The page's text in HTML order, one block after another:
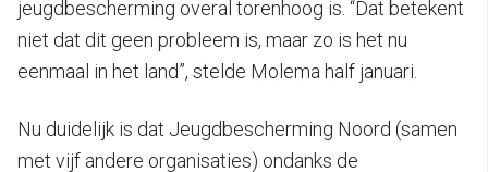
jeugdbescherming overal torenhoog is. “Dat betekent
niet dat dit geen probleem is, maar zo is het nu
eenmaal in het land”, stelde Molema half januari.
Nu duidelijk is dat Jeugdbescherming Noord (samen
met vijf andere organisaties) ondanks de